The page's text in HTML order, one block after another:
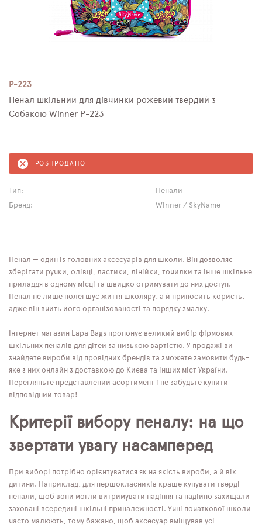
P-223
Пенал шкільний для дівчинки рожевий твердий з
Собакою Winner P-223
РОЗПРОДАНО
Тип:
Пенали
Бренд:
Winner / SkyName
Пенал — один із головних аксесуарів для школи. Він дозволяє
зберігати ручки, олівці, ластики, лінійки, точилки та інше шкільне
приладдя в одному місці та швидко отримувати до них доступ.
Пенал не лише полегшує життя школяру, а й приносить користь,
адже він вчить його організованості та порядку змалку.
Інтернет магазин Lapa Bags пропонує великий вибір фірмових
шкільних пеналів для дітей за низькою вартістю. У продажі ви
знайдете вироби від провідних брендів та зможете замовити будь-
яке з них онлайн з доставкою до Києва та інших міст України.
Перегляньте представлений асортимент і не забудьте купити
відповідний товар!
Критерії вибору пеналу: на що
звертати увагу насамперед
При виборі потрібно орієнтуватися як на якість вироби, а й вік
дитини. Наприклад, для першокласників краще купувати тверді
пенали, щоб вони могли витримувати падіння та надійно захищали
заховані всередині шкільні приналежності. Учні початкової школи
часто малюють, тому бажано, щоб аксесуар вміщував усі